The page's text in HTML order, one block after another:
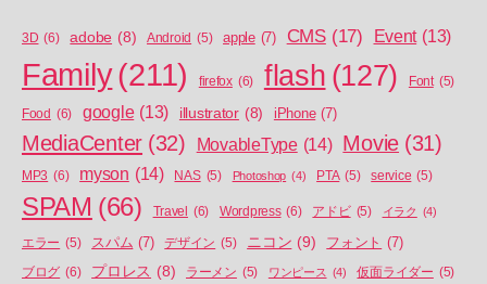
3D (6) adobe (8) Android (5) apple (7) CMS (17) Event (13)
Family(211) firefox (6) flash (127) Font (5)
Food (6) google (13) illustrator (8) iPhone (7)
MediaCenter (32) MovableType (14) Movie (31)
MP3 (6) myson (14) NAS (5) Photoshop (4) PTA (5) service (5)
SPAM (66) Travel (6) Wordpress (6) アドビ (5) イラク (4)
エラー (5) スパム (7) デザイン (5) ニコン (9) フォント (7)
ブログ (6) プロレス (8) ラーメン (5) ワンピース (4) 仮面ライダー (5)